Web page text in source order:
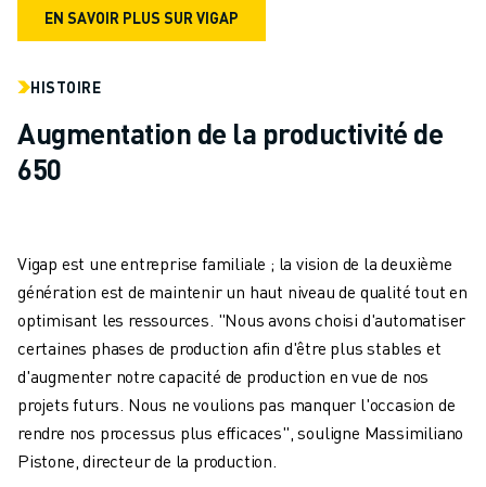
EN SAVOIR PLUS SUR VIGAP
HISTOIRE
Augmentation de la productivité de
650
Vigap est une entreprise familiale ; la vision de la deuxième
génération est de maintenir un haut niveau de qualité tout en
optimisant les ressources. "Nous avons choisi d'automatiser
certaines phases de production afin d'être plus stables et
d'augmenter notre capacité de production en vue de nos
projets futurs. Nous ne voulions pas manquer l'occasion de
rendre nos processus plus efficaces", souligne Massimiliano
Pistone, directeur de la production.